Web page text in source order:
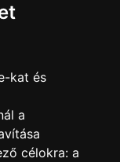
kat és
a
célokra: a
és visszaküldés